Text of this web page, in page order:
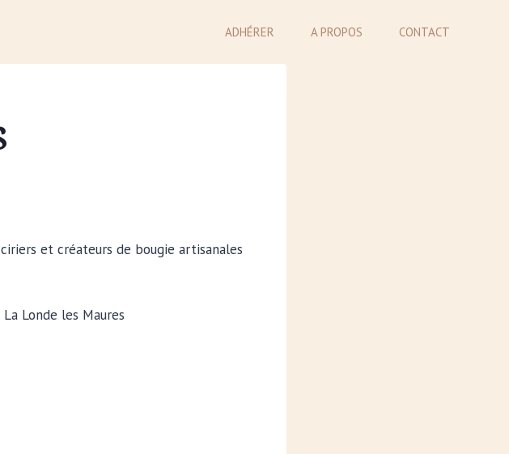
ADHÉRER A PROPOS CONTACT
et créateurs de bougie artisanales
Londe les Maures